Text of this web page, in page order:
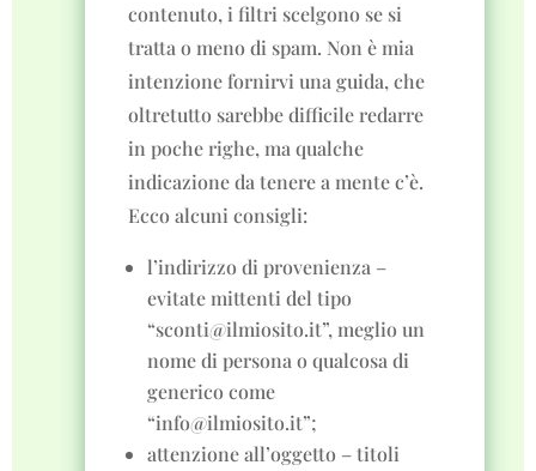
contenuto, i filtri scelgono se si
tratta o meno di spam. Non è mia
intenzione fornirvi una guida, che
oltretutto sarebbe difficile redarre
in poche righe, ma qualche
indicazione da tenere a mente c’è.
Ecco alcuni consigli:
l’indirizzo di provenienza –
evitate mittenti del tipo
“sconti@ilmiosito.it”, meglio un
nome di persona o qualcosa di
generico come
“info@ilmiosito.it”;
attenzione all’oggetto – titoli